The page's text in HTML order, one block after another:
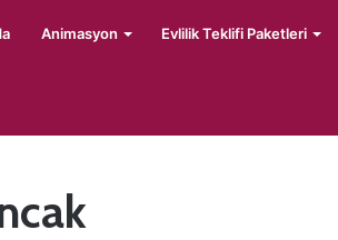
Animasyon Evlilik Teklifi Paketleri